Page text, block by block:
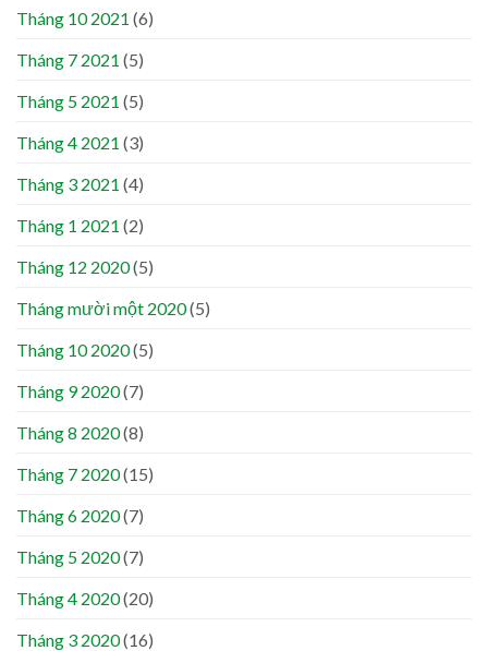
Tháng 10 2021 (6)
Tháng 7 2021 (5)
Tháng 5 2021 (5)
Tháng 4 2021 (3)
Tháng 3 2021 (4)
Tháng 1 2021 (2)
Tháng 12 2020(5)
Tháng mười một 2020(5)
Tháng 10 2020(5)
Tháng 9 2020(7)
Tháng 8 2020(8)
Tháng 7 2020(15)
Tháng 6 2020(7)
Tháng 5 2020(7)
Tháng 4 2020(20)
Tháng 3 2020(16)